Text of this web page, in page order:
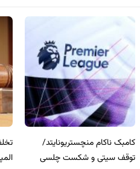
تخلفات مالی در هیئت رشته‌ای
المپیکی در مازندران